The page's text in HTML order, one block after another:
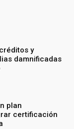
y
damnificadas
plan
certificación